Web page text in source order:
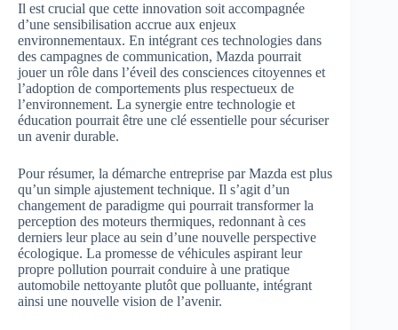
Il est crucial que cette innovation soit accompagnée
d’une sensibilisation accrue aux enjeux
environnementaux. En intégrant ces technologies dans
des campagnes de communication, Mazda pourrait
jouer un rôle dans l’éveil des consciences citoyennes et
l’adoption de comportements plus respectueux de
l’environnement. La synergie entre technologie et
éducation pourrait être une clé essentielle pour sécuriser
un avenir durable.
Pour résumer, la démarche entreprise par Mazda est plus
qu’un simple ajustement technique. Il s’agit d’un
changement de paradigme qui pourrait transformer la
perception des moteurs thermiques, redonnant à ces
derniers leur place au sein d’une nouvelle perspective
écologique. La promesse de véhicules aspirant leur
propre pollution pourrait conduire à une pratique
automobile nettoyante plutôt que polluante, intégrant
ainsi une nouvelle vision de l’avenir.